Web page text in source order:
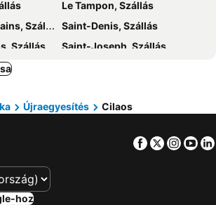
Le Tampon, Szállás
Szállás
Saint-Denis, Szállás
Szállás
Saint-Joseph, Szállás
Újraegyesítés Cilaos
Facebook
Twitter
hoz